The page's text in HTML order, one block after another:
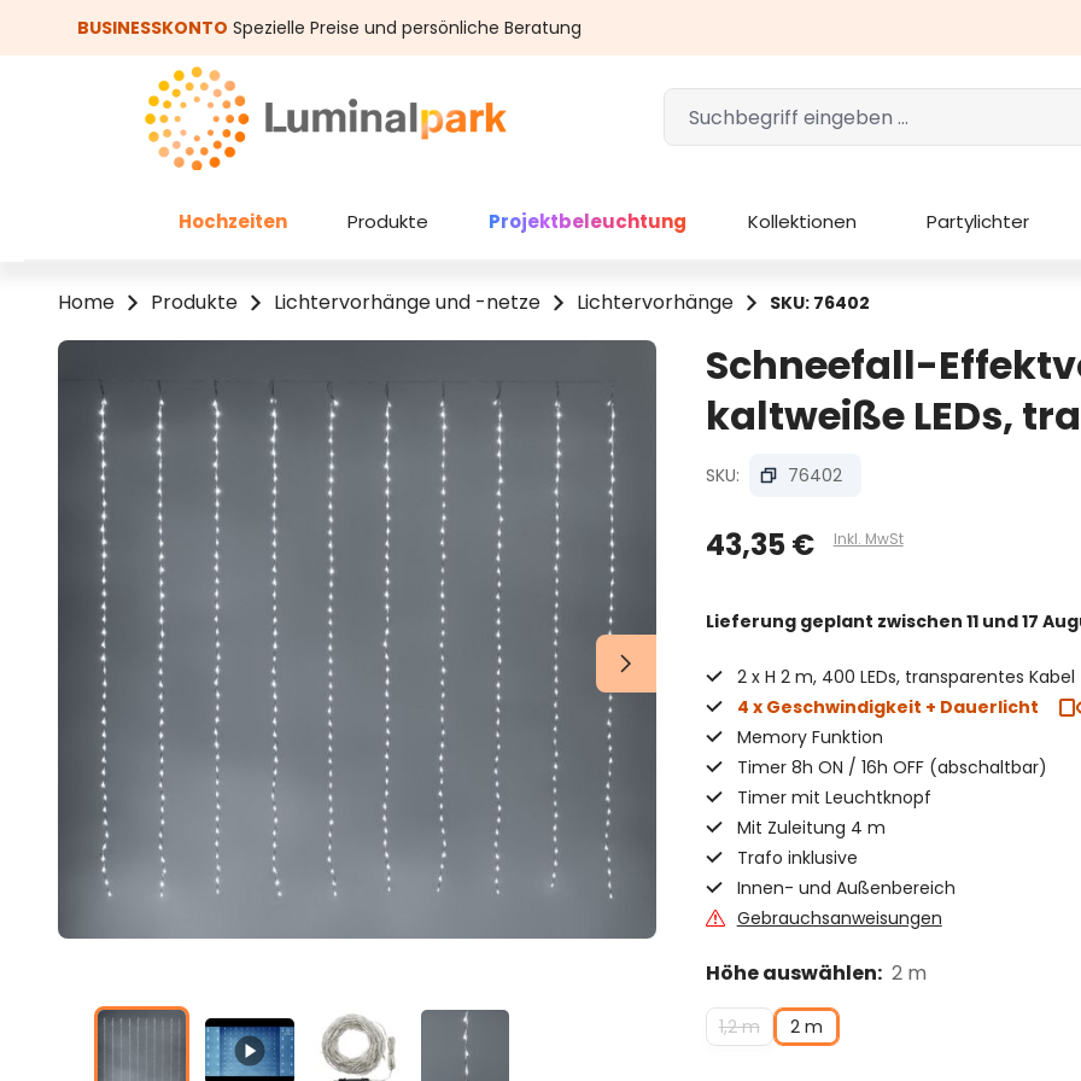
Hauptinhalt springen
Zur Suche springen
BUSINESSKONTO Spezielle Preise und persönliche Beratung
Hochzeiten Produkte Projektbeleuchtung Kollektionen Partylichter
Home Produkte Lichtervorhänge und -netze Lichtervorhänge SKU: 76402
Bildergalerie überspringen
Schneefall-
kaltweiße LEDs,
SKU: 76402
43,35 € Inkl. MwSt
Lieferung geplant zwischen 11 und 17
2 x H 2 m, 400 LEDs, transparentes Kabel
4 x Geschwindigkeit + Dauerlicht
Memory Funktion
Timer 8h ON / 16h OFF (abschaltbar)
Timer mit Leuchtknopf
Mit Zuleitung 4 m
Trafo inklusive
Innen- und Außenbereich
Gebrauchsanweisungen
Höhe auswählen: 2 m
1,2 m 2 m